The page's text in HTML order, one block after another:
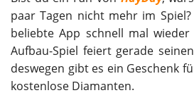
paar Tagen nicht mehr im
beliebte App schnell mal
Aufbau-Spiel feiert gerade
deswegen gibt es ein Geschenk
kostenlose Diamanten.